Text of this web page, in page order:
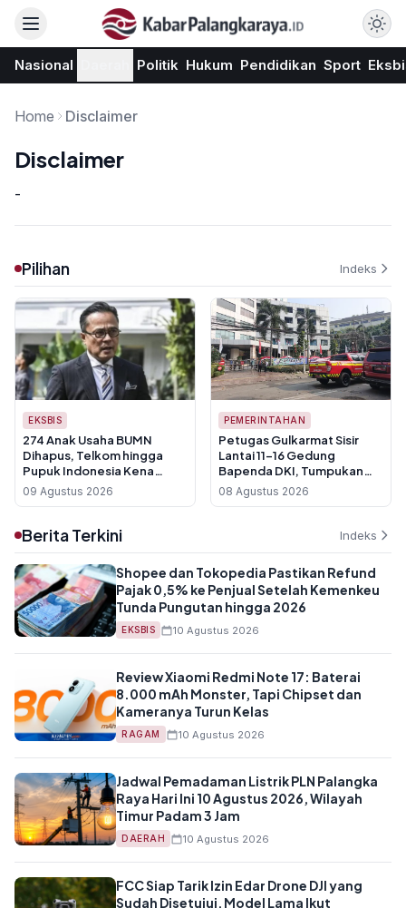
Nasional Politik Hukum Pendidikan Sport
Home Disclaimer
Disclaimer
-
Pilihan Indeks
EKSBIS
274 Anak Usaha BUMN
Dihapus, Telkom hingga
Pupuk Indonesia Kena
Pangkas
09 Agustus 2026
PEMERINTAHAN
Petugas Gulkarmat Sisir
Lantai 11-16 Gedung
Bapenda DKI, Tumpukan
Kertas Jadi Hambatan
Pemadaman
08 Agustus 2026
Berita Terkini Indeks
Shopee dan Tokopedia Pastikan Refund
Pajak 0,5% ke Penjual Setelah Kemenkeu
Tunda Pungutan hingga 2026
EKSBIS 10 Agustus 2026
Review Xiaomi Redmi Note 17: Baterai
8.000 mAh Monster, Tapi Chipset dan
Kameranya Turun Kelas
RAGAM 10 Agustus 2026
Jadwal Pemadaman Listrik PLN Palangka
Raya Hari Ini 10 Agustus 2026, Wilayah
Timur Padam 3 Jam
DAERAH 10 Agustus 2026
FCC Siap Tarik Izin Edar Drone DJI yang
Sudah Disetujui, Model Lama Ikut